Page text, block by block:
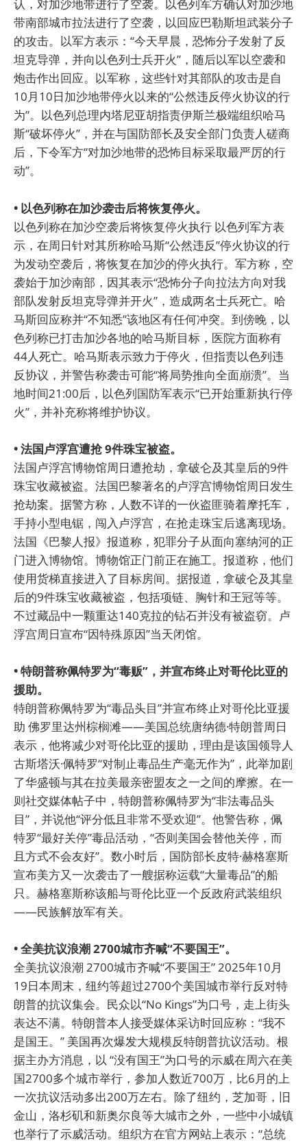
认，对加沙地带进行了空袭。以色列军方确认对加沙地
带南部城市拉法进行了空袭，以回应巴勒斯坦武装分子
的攻击。以军方表示：“今天早晨，恐怖分子发射了反
坦克导弹，并向以色列士兵开火”，随后以军以空袭和
炮击作出回应。以军称，这些针对其部队的攻击是自
10月10日加沙地带停火以来的“公然违反停火协议的行
为”。以色列总理内塔尼亚胡指责伊斯兰极端组织哈马
斯“破坏停火”，并在与国防部长及安全部门负责人磋商
后，下令军方“对加沙地带的恐怖目标采取最严厉的行
动”。
• 以色列称在加沙袭击后将恢复停火。
以色列称在加沙空袭后将恢复停火执行 以色列军方表
示，在周日针对其所称哈马斯“公然违反”停火协议的行
为发动空袭后，将恢复在加沙的停火执行。军方称，空
袭始于加沙南部，因其表示“恐怖分子向拉法方向对我
部队发射反坦克导弹并开火”，造成两名士兵死亡。哈
马斯回应称并“不知悉”该地区有任何冲突。到傍晚，以
色列称已打击加沙各地的哈马斯目标，医院方面称有
44人死亡。哈马斯表示致力于停火，但指责以色列违
反协议，并警告称袭击可能“将局势推向全面崩溃”。当
地时间21:00后，以色列国防军表示“已开始重新执行停
火”，并补充称将维护协议。
• 法国卢浮宫遭抢 9件珠宝被盗。
法国卢浮宫博物馆周日遭抢劫，拿破仑及其皇后的9件
珠宝收藏被盗。法国巴黎著名的卢浮宫博物馆周日发生
抢劫案。据警方称，人数不详的一伙盗匪骑着摩托车，
手持小型电锯，闯入卢浮宫，在抢走珠宝后逃离现场。
法国《巴黎人报》报道称，犯罪分子从面向塞纳河的正
门进入博物馆。博物馆正门前正在施工。报道称，他们
使用货梯直接进入了目标房间。据报道，拿破仑及其皇
后的9件珠宝收藏被盗，包括项链、胸针和王冠等等。
不过藏品中一颗重达140克拉的钻石并没有被盗窃。卢
浮宫周日宣布“因特殊原因”当天闭馆。
• 特朗普称佩特罗为“毒贩”，并宣布终止对哥伦比亚的
援助。
特朗普称佩特罗为“毒品头目”并宣布终止对哥伦比亚援
助 佛罗里达州棕榈滩——美国总统唐纳德·特朗普周日
表示，他将减少对哥伦比亚的援助，理由是该国领导人
古斯塔沃·佩特罗“对制止毒品生产毫无作为”，此举加剧
了华盛顿与其在拉美最亲密盟友之一之间的摩擦。在一
则社交媒体帖子中，特朗普称佩特罗为“非法毒品头
目”，并说他“评分低且非常不受欢迎”。他警告称，佩
特罗“最好关停”毒品活动，“否则美国会替他关停，而
且方式不会友好”。数小时后，国防部长皮特·赫格塞斯
宣布美方又一次袭击了一艘据称运载“大量毒品”的船
只。赫格塞斯称该船与哥伦比亚一个反政府武装组织
——民族解放军有关。
• 全美抗议浪潮 2700城市齐喊“不要国王”。
全美抗议浪潮 2700城市齐喊“不要国王” 2025年10月
19日本周末，纽约等超过2700个美国城市举行反对特
朗普的抗议集会。民众以“No Kings”为口号，走上街头
表达不满。特朗普本人接受媒体采访时回应称：“我不
是国王。” 美国再次爆发大规模反特朗普抗议活动。根
据主办方消息，以 “没有国王”为口号的示威在周六在美
国2700多个城市举行，参加人数近700万，比6月的上
一次抗议活动多出200万左右。除了纽约，芝加哥，旧
金山，洛杉矶和新奥尔良等大城市之外，一些中小城镇
也举行了示威活动。组织方在官方网站上表示：“总统